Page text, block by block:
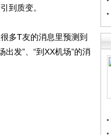
到质变。
多T友的消息里预测到
发”、“到XX机场”的消